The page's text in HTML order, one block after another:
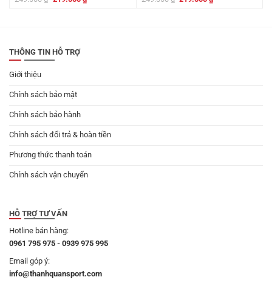
hiện
THÔNG TIN HỖ TRỢ
Giới thiệu
Chính sách bảo mật
Chính sách bảo hành
Chính sách đổi trả & hoàn tiền
Phương thức thanh toán
Chính sách vận chuyển
HỖ TRỢ TƯ VẤN
Hotline bán hàng:
0961 795 975 - 0939 975 995
Email góp ý:
info@thanhquansport.com